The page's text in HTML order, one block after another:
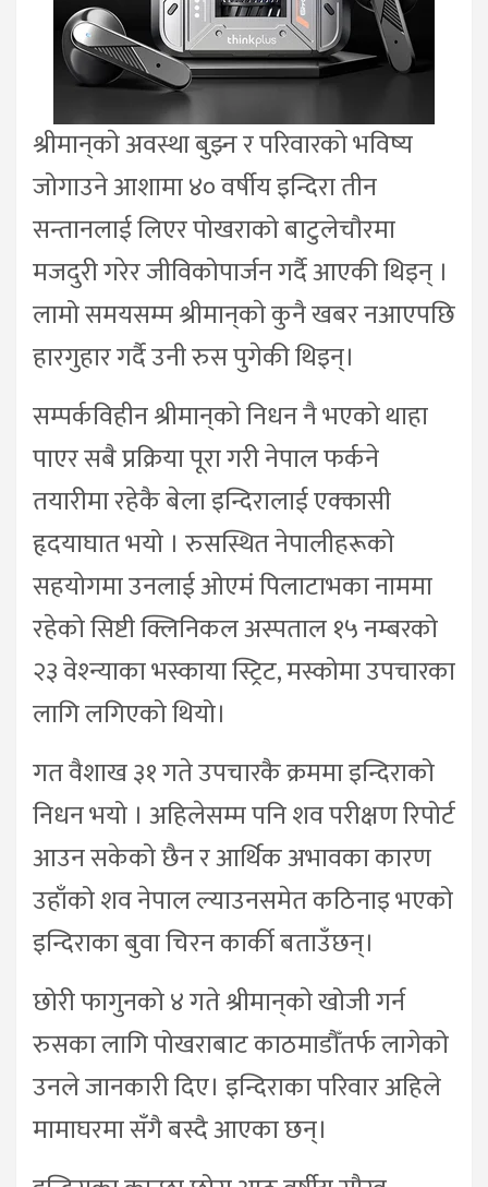
श्रीमान्‌काे अवस्था बुझ्न र परिवारको भविष्य
जोगाउने आशामा ४० वर्षीय इन्दिरा तीन
सन्तानलाई लिएर पोखराको बाटुलेचौरमा
मजदुरी गरेर जीविकोपार्जन गर्दै आएकी थिइन् ।
लामो समयसम्म श्रीमान्‌काे कुनै खबर नआएपछि
हारगुहार गर्दै उनी रुस पुगेकी थिइन्।
सम्पर्कविहीन श्रीमान्‌काे निधन नै भएको थाहा
पाएर सबै प्रक्रिया पूरा गरी नेपाल फर्कने
तयारीमा रहेकै बेला इन्दिरालाई एक्कासी
हृदयाघात भयो । रुसस्थित नेपालीहरूको
सहयोगमा उनलाई ओएमं पिलाटाभका नाममा
रहेको सिष्टी क्लिनिकल अस्पताल १५ नम्बरको
२३ वेश्न्याका भस्काया स्ट्रिट, मस्कोमा उपचारका
लागि लगिएको थियो।
गत वैशाख ३१ गते उपचारकै क्रममा इन्दिराको
निधन भयो । अहिलेसम्म पनि शव परीक्षण रिपोर्ट
आउन सकेको छैन र आर्थिक अभावका कारण
उहाँको शव नेपाल ल्याउनसमेत कठिनाइ भएको
इन्दिराका बुवा चिरन कार्की बताउँछन्।
छोरी फागुनको ४ गते श्रीमान्‌‌काे खोजी गर्न
रुसका लागि पोखराबाट काठमाडौँतर्फ लागेको
उनले जानकारी दिए। इन्दिराका परिवार अहिले
मामाघरमा सँगै बस्दै आएका छन्।